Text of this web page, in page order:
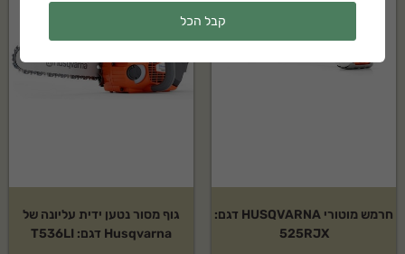
חרמש מוטורי HUSQVARNA דגם:
525RJX
גוף מסור נטען ידית עליונה של
Husqvarna דגם: T536LI
קבל הכל